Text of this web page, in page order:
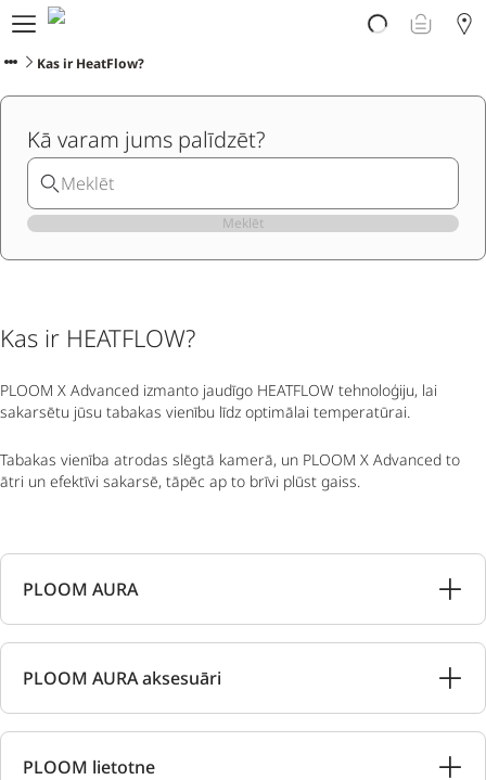
Par PLOOM AURA
Veikals
PLOOM klubs
Jaunumi
Apmaiņa
PLOOM lietotne
Kas ir HeatFlow?
Kā varam jums palīdzēt?
Meklēt
Kas ir HEATFLOW?
PLOOM X Advanced izmanto jaudīgo HEATFLOW tehnoloģiju, lai
sakarsētu jūsu tabakas vienību līdz optimālai temperatūrai.
Tabakas vienība atrodas slēgtā kamerā, un PLOOM X Advanced to
ātri un efektīvi sakarsē, tāpēc ap to brīvi plūst gaiss.
PLOOM AURA
PLOOM AURA aksesuāri
PLOOM lietotne